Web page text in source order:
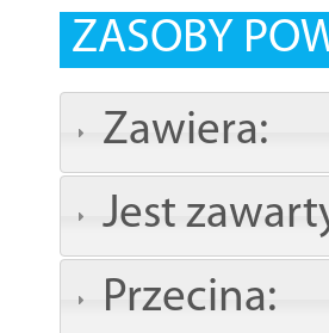
ZASOBY
Zawiera:
Jest
Przecina: